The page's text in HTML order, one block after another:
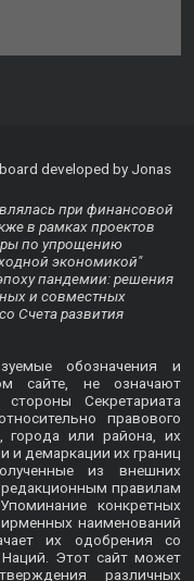
developed by Jonas
при финансовой
в рамках проектов
по упрощению
экономикой"
пандемии: решения
и совместных
Счета развития
обозначения и
сайте, не означают
Секретариата
правового
города или района, их
и демаркации их границ
из внешних
редакционным правилам
конкретных
наименований
их одобрения со
Этот сайт может
различных